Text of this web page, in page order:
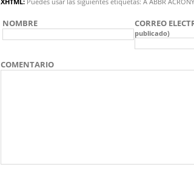
NOMBRE CORREO
publicado)
COMENTARIO